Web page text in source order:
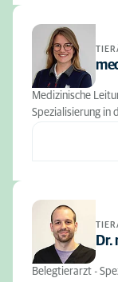
Medizinische
Spezialisierung in
Dr.
Belegtierarzt -